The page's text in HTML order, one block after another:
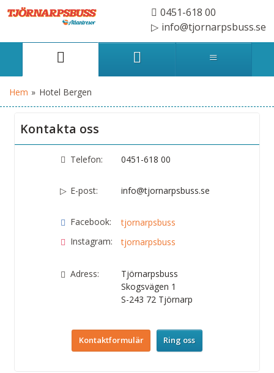
0451-618 00
info@tjornarpsbuss.se
Hem » Hotel Bergen
Kontakta oss
Telefon: 0451-618 00
E-post: info@tjornarpsbuss.se
Facebook:
tjornarpsbuss
Instagram:
tjornarpsbuss
Adress:
Tjörnarpsbuss
Skogsvägen 1
S-243 72 Tjörnarp
Kontaktformulär Ring oss